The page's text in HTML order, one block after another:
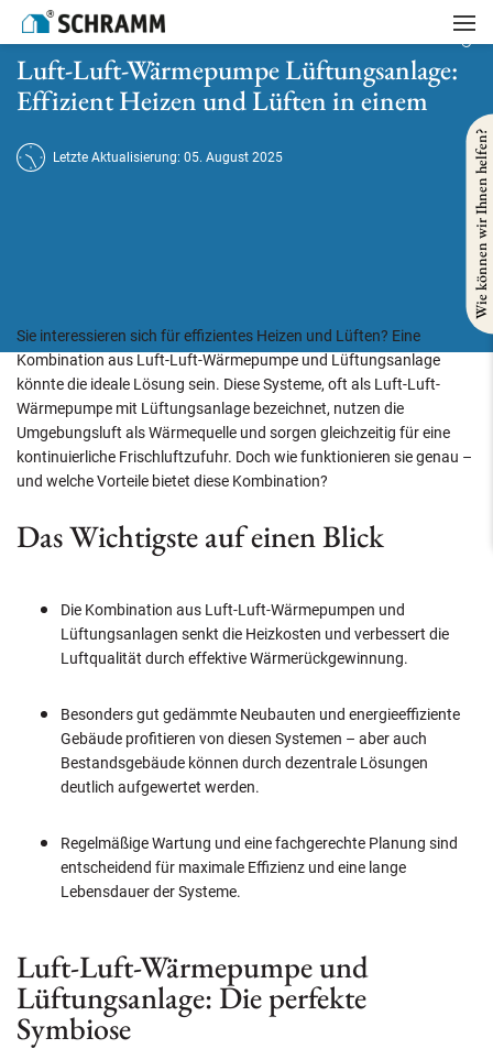
Startseite
Luft-Luft-Wärmepumpe Lüftungsanlage: Effizient Heizen und Lüften in einem
Luft-Luft-Wärmepumpe Lüftungsanlage:
Effizient Heizen und Lüften in einem
Letzte Aktualisierung: 05. August 2025
Sie interessieren sich für effizientes Heizen und Lüften? Eine
Kombination aus Luft-Luft-Wärmepumpe und Lüftungsanlage
könnte die ideale Lösung sein. Diese Systeme, oft als Luft-Luft-
Wärmepumpe mit Lüftungsanlage bezeichnet, nutzen die
Umgebungsluft als Wärmequelle und sorgen gleichzeitig für eine
kontinuierliche Frischluftzufuhr. Doch wie funktionieren sie genau –
und welche Vorteile bietet diese Kombination?
Das Wichtigste auf einen Blick
Die Kombination aus Luft-Luft-Wärmepumpen und
Lüftungsanlagen senkt die Heizkosten und verbessert die
Luftqualität durch effektive Wärmerückgewinnung.
Besonders gut gedämmte Neubauten und energieeffiziente
Gebäude profitieren von diesen Systemen – aber auch
Bestandsgebäude können durch dezentrale Lösungen
deutlich aufgewertet werden.
Regelmäßige Wartung und eine fachgerechte Planung sind
entscheidend für maximale Effizienz und eine lange
Lebensdauer der Systeme.
Luft-Luft-Wärmepumpe und
Lüftungsanlage: Die perfekte
Symbiose
Wie können wir Ihnen helfen?